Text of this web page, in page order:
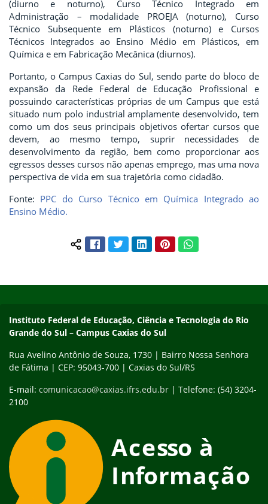
(diurno e noturno), Curso Técnico Integrado em
Administração – modalidade PROEJA (noturno), Curso
Técnico Subsequente em Plásticos (noturno) e Cursos
Técnicos Integrados ao Ensino Médio em Plásticos, em
Química e em Fabricação Mecânica (diurnos).
Portanto, o Campus Caxias do Sul, sendo parte do bloco de
expansão da Rede Federal de Educação Profissional e
possuindo características próprias de um Campus que está
situado num polo industrial amplamente desenvolvido, tem
como um dos seus principais objetivos ofertar cursos que
devem, ao mesmo tempo, suprir necessidades de
desenvolvimento da região, bem como proporcionar aos
egressos desses cursos não apenas emprego, mas uma nova
perspectiva de vida em sua trajetória como cidadão.
Fonte: PPC do Curso Técnico em Química Integrado ao
Ensino Médio.
Compartilhar conteúdo:
FacebookTwitterLinkedInPinterestWhatsApp
Instituto Federal de Educação, Ciência e Tecnologia do Rio
Grande do Sul – Campus Caxias do Sul
Rua Avelino Antônio de Souza, 1730 | Bairro Nossa Senhora
de Fátima | CEP: 95043-700 | Caxias do Sul/RS
E-mail: comunicacao@caxias.ifrs.edu.br | Telefone: (54) 3204-
2100